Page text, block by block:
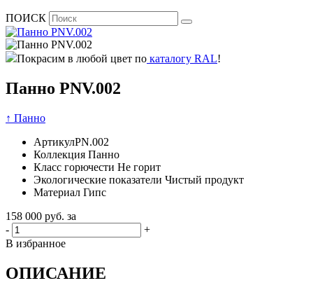
ПОИСК
Покрасим в любой цвет по каталогу RAL!
Панно PNV.002
↑ Панно
АртикулPN.002
Коллекция Панно
Класс горючести Не горит
Экологические показатели Чистый продукт
Материал Гипс
158 000 руб. за
-
+
В избранное
ОПИСАНИЕ